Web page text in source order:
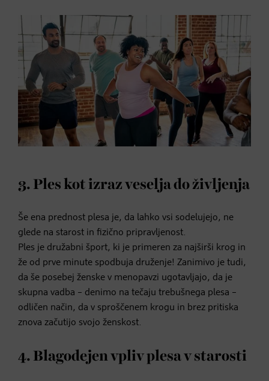
3. Ples kot izraz veselja do življenja
Še ena prednost plesa je, da lahko vsi sodelujejo, ne
glede na starost in fizično pripravljenost.
Ples je družabni šport, ki je primeren za najširši krog in
že od prve minute spodbuja druženje! Zanimivo je tudi,
da še posebej ženske v menopavzi ugotavljajo, da je
skupna vadba – denimo na tečaju trebušnega plesa –
odličen način, da v sproščenem krogu in brez pritiska
znova začutijo svojo ženskost.
4. Blagodejen vpliv plesa v starosti